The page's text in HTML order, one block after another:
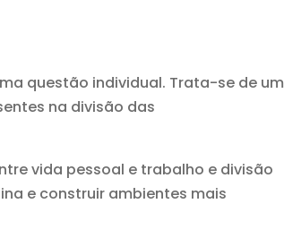
questão individual. Trata-se de um
na divisão das
vida pessoal e trabalho e divisão
e construir ambientes mais